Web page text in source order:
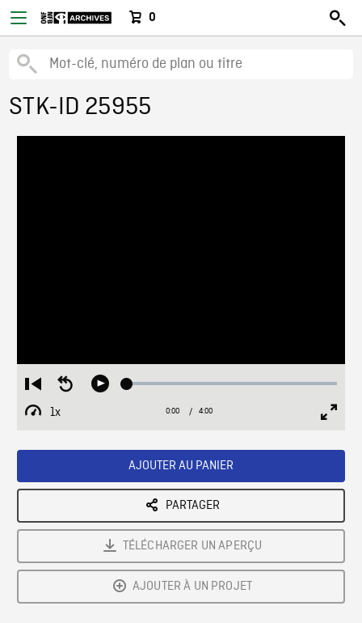
0
STK-ID 25955
Restart
from
beginning
Seek
Play Loaded:
1x
Playback
Current
0:00 / Duration
4:00
AJOUTER AU PANIER
PARTAGER
TÉLÉCHARGER UN APERÇU
AJOUTER À UN PROJET